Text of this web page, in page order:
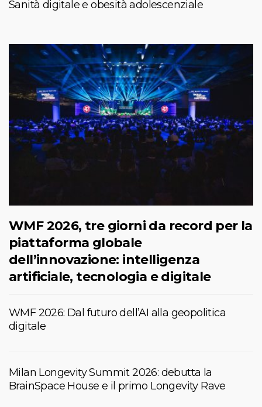
Sanità digitale e obesità adolescenziale
WMF 2026, tre giorni da record per la
piattaforma globale
dell’innovazione: intelligenza
artificiale, tecnologia e digitale
WMF 2026: Dal futuro dell’AI alla geopolitica
digitale
Milan Longevity Summit 2026: debutta la
BrainSpace House e il primo Longevity Rave